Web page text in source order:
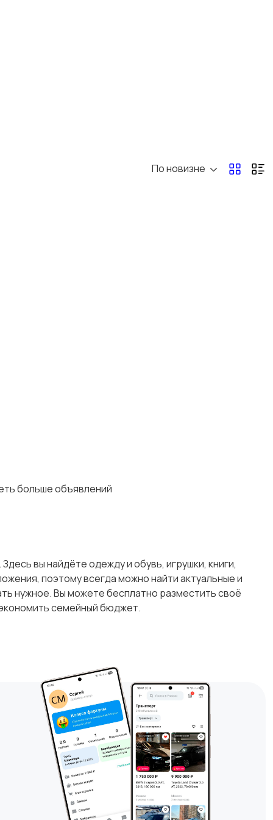
По новизне
больше объявлений
вы найдёте одежду и обувь, игрушки, книги,
поэтому всегда можно найти актуальные и
нужное. Вы можете бесплатно разместить своё
семейный бюджет.